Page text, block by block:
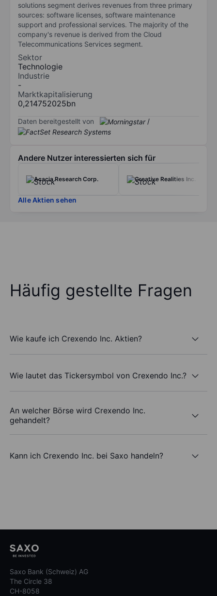
solutions segment derives revenues from three primary
sources: software licenses, software maintenance
support and professional services. The majority of the
company's revenue is derived from the Cloud
Telecommunications Services segment.
Sektor
Technologie
Industrie
-
Marktkapitalisierung
0,214752025bn
Daten bereitgestellt von /
Andere Nutzer interessierten sich für
Acacia Research Corp. Creative Realities Inc.
Alle Aktien sehen
Häufig gestellte Fragen
Wie kaufe ich Crexendo Inc. Aktien?
Wie lautet das Tickersymbol von Crexendo Inc.?
An welcher Börse wird Crexendo Inc.
gehandelt?
Kann ich Crexendo Inc. bei Saxo handeln?
Saxo Bank (Schweiz) AG
The Circle 38
CH-8058